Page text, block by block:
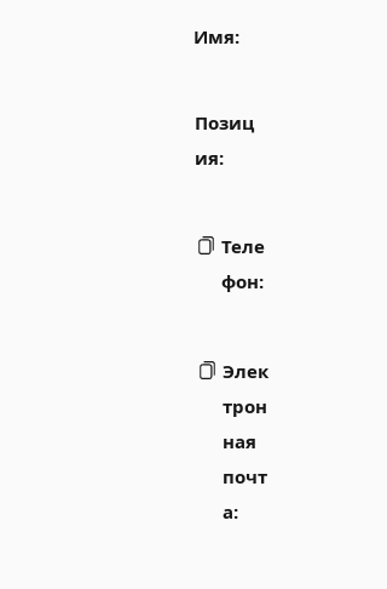
Имя:
Позиц
ия:
Теле
фон:
Элек
трон
ная
почт
а: